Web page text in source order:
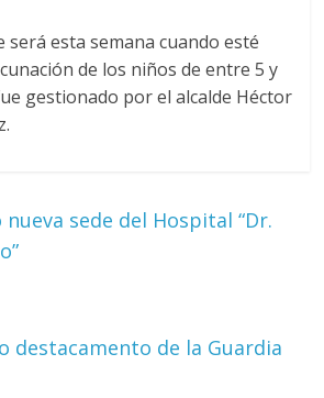
será esta semana cuando esté
de los niños de entre 5 y
gestionado por el alcalde Héctor
sede del Hospital “Dr.
destacamento de la Guardia